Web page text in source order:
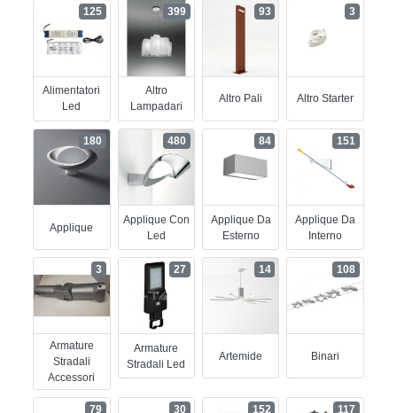
Alimentatori
Led
125
Altro
Lampadari
399
Altro Pali
93
Altro Starter
3
Applique
180
Applique Con
Led
480
Applique Da
Esterno
84
Applique Da
Interno
151
Armature
Stradali
Accessori
3
Armature
Stradali Led
27
Artemide
14
Binari
108
79 30 152 117